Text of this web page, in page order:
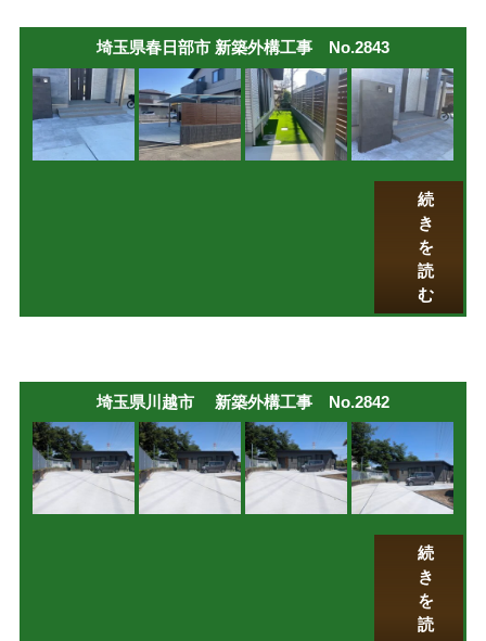
埼玉県春日部市 新築外構工事 No.2843
続
き
を
読
む
埼玉県川越市 新築外構工事 No.2842
続
き
を
読